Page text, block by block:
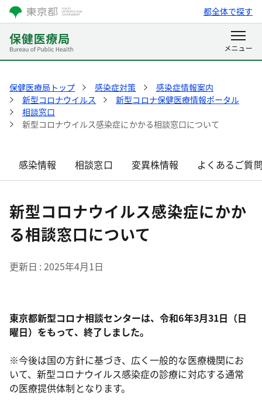
都全体で探す
保健医療局トップ 感染症対策
感染症情報案内
新型コロナウイルス
新型コロナ保健医療情報ポータル
相談窓口
新型コロナウイルス感染症にかかる相談窓口について
感染情報 相談窓口 変異株情報 よくあるご質
新型コロナウイルス感染症にかか
る相談窓口について
更新日 2025年4月1日
東京都新型コロナ相談センターは、令和6年3月31日（日
曜日）をもって、終了しました。
※今後は国の方針に基づき、広く一般的な医療機関にお
いて、新型コロナウイルス感染症の診療に対応する通常
の医療提供体制となります。